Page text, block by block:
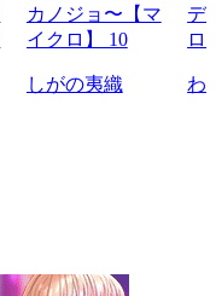
カノジョ〜【マ
イクロ】 10
しがの夷織
デ
ロ
わ